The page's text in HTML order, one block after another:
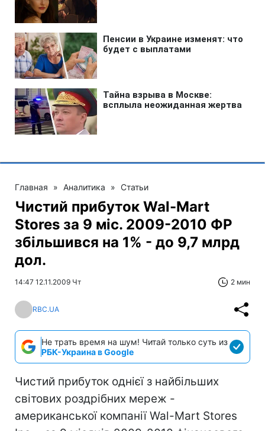
Главная » Аналитика » Статьи
Чистий прибуток Wal-Mart
Stores за 9 міс. 2009-2010 ФР
збільшився на 1% - до 9,7 млрд
дол.
14:47 12.11.2009 Чт 2 мин
RBC.UA
Не трать время на шум! Читай только суть из
РБК-Украина в Google
Чистий прибуток однієї з найбільших
світових роздрібних мереж -
американської компанії Wal-Mart Stores